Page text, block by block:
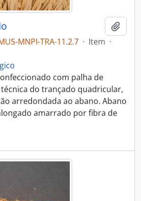
MNPI-TRA-11.2.7 · Item ·
com palha de
do trançado quadricular,
arredondada ao abano. Abano
amarrado por fibra de